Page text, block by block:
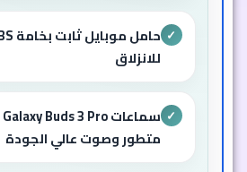
✓
للانزلاق
✓
متطور وصوت عالي الجودة